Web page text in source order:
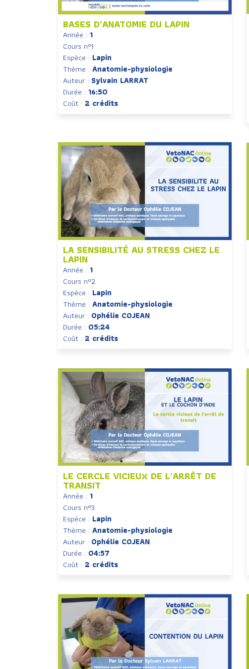
BASES D'ANATOMIE DU LAPIN
Année : 1
Cours n°1
Espèce : Lapin
Thème : Anatomie-physiologie
Auteur : Sylvain LARRAT
Durée : 16:50
Coût : 2 crédits
LA SENSIBILITÉ AU STRESS CHEZ LE
LAPIN
Année : 1
Cours n°2
Espèce : Lapin
Thème : Anatomie-physiologie
Auteur : Ophélie COJEAN
Durée : 05:24
Coût : 2 crédits
LE CERCLE VICIEUX DE L’ARRÊT DE
TRANSIT
Année : 1
Cours n°3
Espèce : Lapin
Thème : Anatomie-physiologie
Auteur : Ophélie COJEAN
Durée : 04:57
Coût : 2 crédits